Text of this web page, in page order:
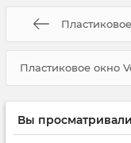
Пластиковое окно
Вы просматривали